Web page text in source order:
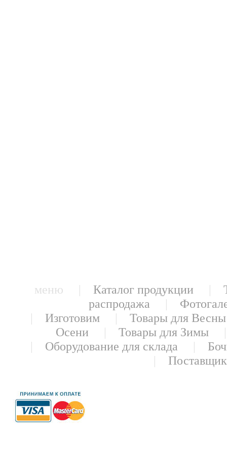
меню | Каталог продукции |
распродажа |
| Изготовим | Товары для Весны
Осени | Товары для Зимы
| Оборудование для склада |
|